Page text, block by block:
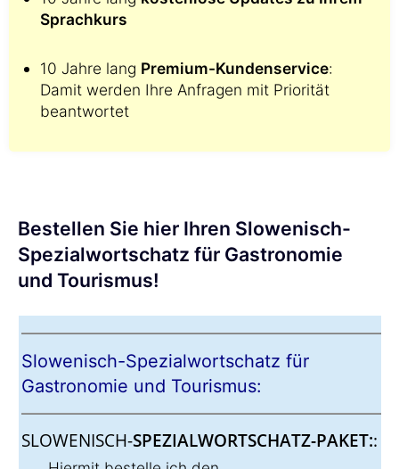
Sprachkurs
10 Jahre lang Premium-Kundenservice:
Damit werden Ihre Anfragen mit Priorität
beantwortet
Bestellen Sie hier Ihren Slowenisch-
Spezialwortschatz für Gastronomie
und Tourismus!
Slowenisch-Spezialwortschatz für
Gastronomie und Tourismus:
SLOWENISCH-SPEZIALWORTSCHATZ-PAKET::